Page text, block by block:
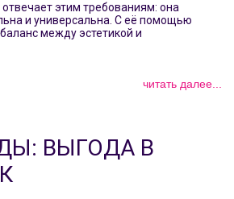
этим требованиям: она
и универсальна. С её помощью
между эстетикой и
читать далее...
ВЫГОДА В